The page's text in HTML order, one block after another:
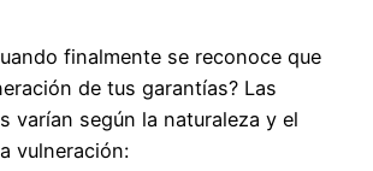
finalmente se reconoce que
de tus garantías? Las
varían según la naturaleza y el
vulneración: